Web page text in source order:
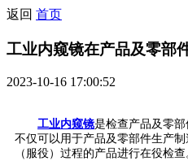
返回 首页
工业内窥镜在产品及零部
2023-10-16 17:00:52
工业内窥镜是检查产品及零部
不仅可以用于产品及零部件生产
（服役）过程的产品进行在役检